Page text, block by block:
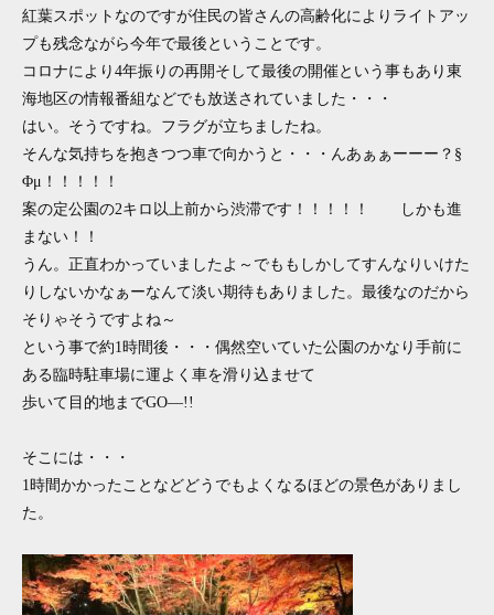
紅葉スポットなのですが住民の皆さんの高齢化によりライトアッ
プも残念ながら今年で最後ということです。
コロナにより4年振りの再開そして最後の開催という事もあり東
海地区の情報番組などでも放送されていました・・・
はい。そうですね。フラグが立ちましたね。
そんな気持ちを抱きつつ車で向かうと・・・んあぁぁーーー？§
Φμ！！！！！
案の定公園の2キロ以上前から渋滞です！！！！！ しかも進
まない！！
うん。正直わかっていましたよ～でももしかしてすんなりいけた
りしないかなぁーなんて淡い期待もありました。最後なのだから
そりゃそうですよね～
という事で約1時間後・・・偶然空いていた公園のかなり手前に
ある臨時駐車場に運よく車を滑り込ませて
歩いて目的地までGO―!!
そこには・・・
1時間かかったことなどどうでもよくなるほどの景色がありまし
た。